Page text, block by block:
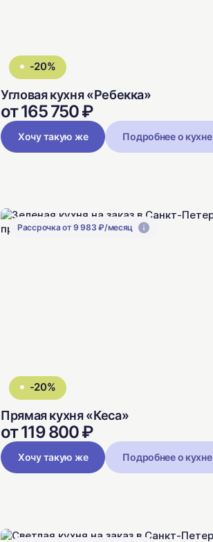
-20%
Угловая кухня «Ребекка»
от 165 750 ₽
Хочу такую же Подробнее о кухне
Рассрочка от 9 983 ₽/месяц
-20%
Прямая кухня «Кеса»
от 119 800 ₽
Хочу такую же Подробнее о кухне